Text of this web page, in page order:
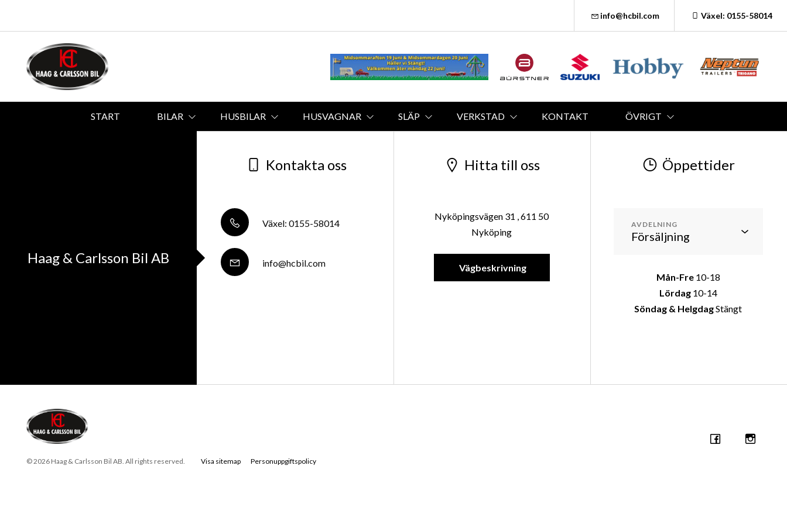
info@hcbil.com Växel: 0155-58014
START BILAR HUSBILAR HUSVAGNAR SLÄP VERKSTAD KONTAKT ÖVRIGT
Haag & Carlsson Bil AB
Kontakta oss
Växel: 0155-58014
info@hcbil.com
Hitta till oss
Nyköpingsvägen 31 , 611 50
Nyköping
Vägbeskrivning
Öppettider
AVDELNING
Mån-Fre 10-18
Lördag10-14
Söndag & HelgdagStängt
© 2026 Haag & Carlsson Bil AB. All rights reserved. Visa sitemap Personuppgiftspolicy